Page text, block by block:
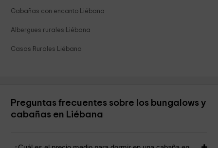
Cabañas con encanto Liébana
Albergues rurales Liébana
Casas Rurales Liébana
Preguntas frecuentes sobre los bungalows y
cabañas en Liébana